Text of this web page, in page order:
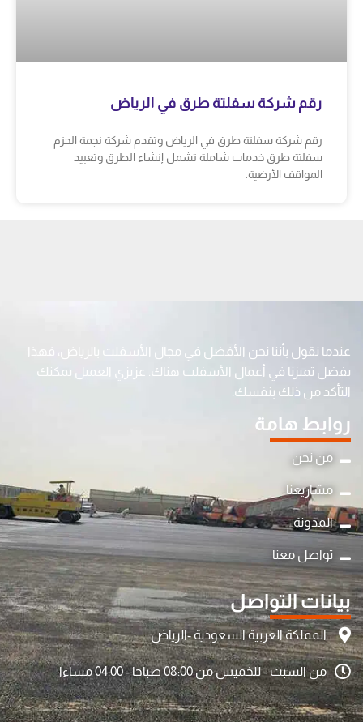
رقم شركة سفلتة طرق في الرياض
رقم شركة سفلتة طرق في الرياض وتقدم شركة نجمة الحزم
سفلتة طرق خدمات شاملة تشمل إنشاء الطرق وتعبيد
المواقف الأرضية.
عندما نقول بأننا نحن الأفضل في مجال الأسفلت بالرياض، فهذا
بفضل تميزنا في أعمال الأسفلت هناك. عزيزي العميل يمكنك
التأكد من ذلك بنفسك.
روابط هامة
من نحن
مشاريعنا
المدونة
تواصل معنا
بيانات التواصل
المملكة العربية السعودية -الرياض
من السبت - للخميس من 08:00 صباحا - 04:00 مساءا